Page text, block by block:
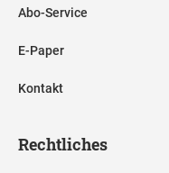
Abo-Service
E-Paper
Kontakt
Rechtliches